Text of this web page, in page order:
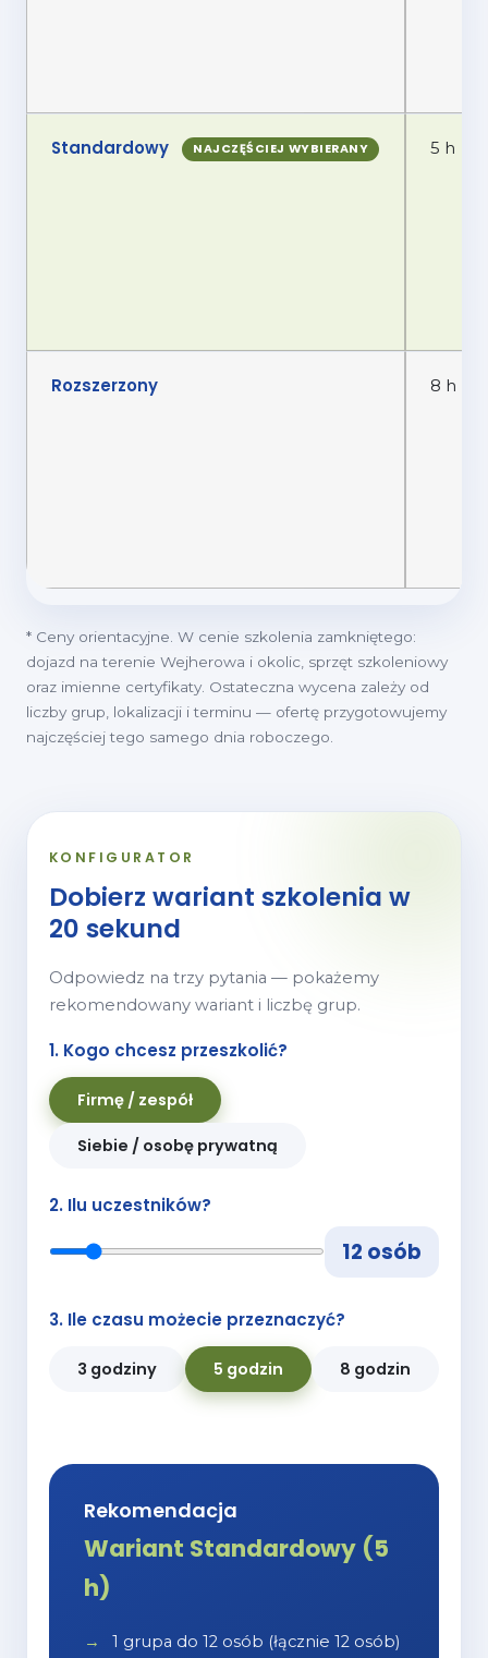
Standardowy NAJCZĘŚCIEJ WYBIERANY 5 h
Rozszerzony 8 h
* Ceny orientacyjne. W cenie szkolenia zamkniętego:
dojazd na terenie Wejherowa i okolic, sprzęt szkoleniowy
oraz imienne certyfikaty. Ostateczna wycena zależy od
liczby grup, lokalizacji i terminu — ofertę przygotowujemy
najczęściej tego samego dnia roboczego.
KONFIGURATOR
Dobierz wariant szkolenia w
20 sekund
Odpowiedz na trzy pytania — pokażemy
rekomendowany wariant i liczbę grup.
1. Kogo chcesz przeszkolić?
Firmę / zespół
Siebie / osobę prywatną
2. Ilu uczestników?
12 osób
3. Ile czasu możecie przeznaczyć?
3 godziny 5 godzin 8 godzin
Rekomendacja
Wariant Standardowy (5
h)
1 grupa do 12 osób (łącznie 12 osób)